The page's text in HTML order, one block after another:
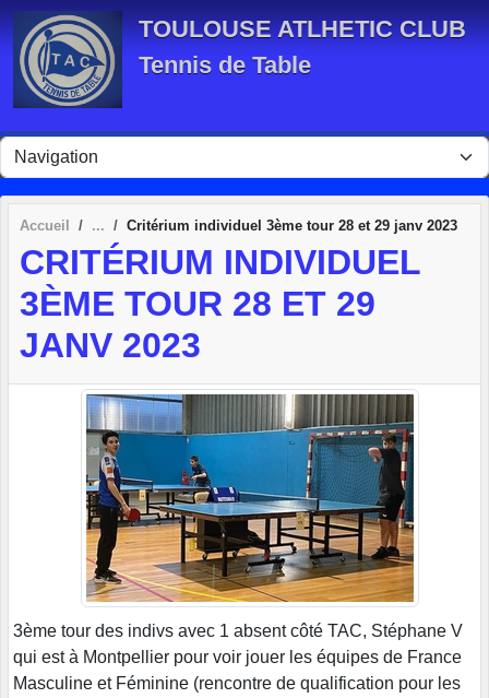
TOULOUSE ATLHETIC CLUB
Tennis de Table
Accueil Critérium individuel 3ème tour 28 et 29 janv 2023
CRITÉRIUM INDIVIDUEL
3ÈME TOUR 28 ET 29
JANV 2023
3ème tour des indivs avec 1 absent côté TAC, Stéphane V
qui est à Montpellier pour voir jouer les équipes de France
Masculine et Féminine (rencontre de qualification pour les
Panneau de gestion des cookies